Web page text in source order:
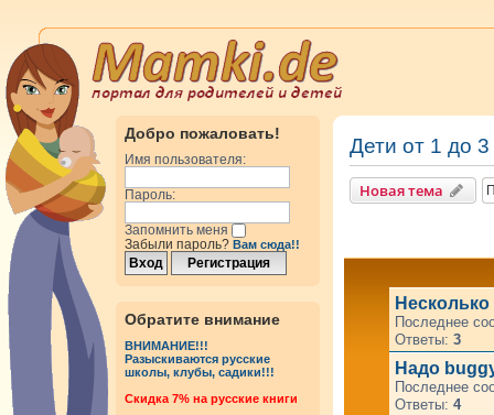
Добро пожаловать!
Имя пользователя:
Пароль:
Запомнить меня
Забыли пароль? Вам сюда!!
Обратите внимание
ВНИМАНИЕ!!!
Разыскиваются русские
школы, клубы, садики!!!
Cкидка 7% на русские книги
Дети от 1 до 3
Новая тема
Последнее
Ответы: 3
Надо
Последнее
Ответы: 4